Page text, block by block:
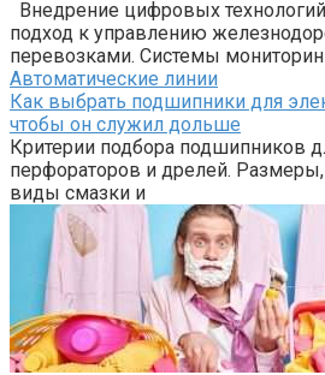
Внедрение цифровых
подход к управлению
перевозками. Системы
Автоматические линии
Как выбрать подшипники для
чтобы он служил дольше
Критерии подбора подшипников
перфораторов и дрелей. Размеры,
виды смазки и